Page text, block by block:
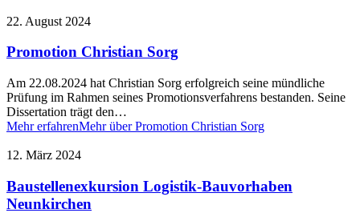
22. August 2024
Promotion Christian Sorg
Am 22.08.2024 hat Christian Sorg erfolgreich seine mündliche
Prüfung im Rahmen seines Promotionsverfahrens bestanden. Seine
Dissertation trägt den…
Mehr erfahrenMehr über Promotion Christian Sorg
12. März 2024
Baustellenexkursion Logistik-Bauvorhaben
Neunkirchen